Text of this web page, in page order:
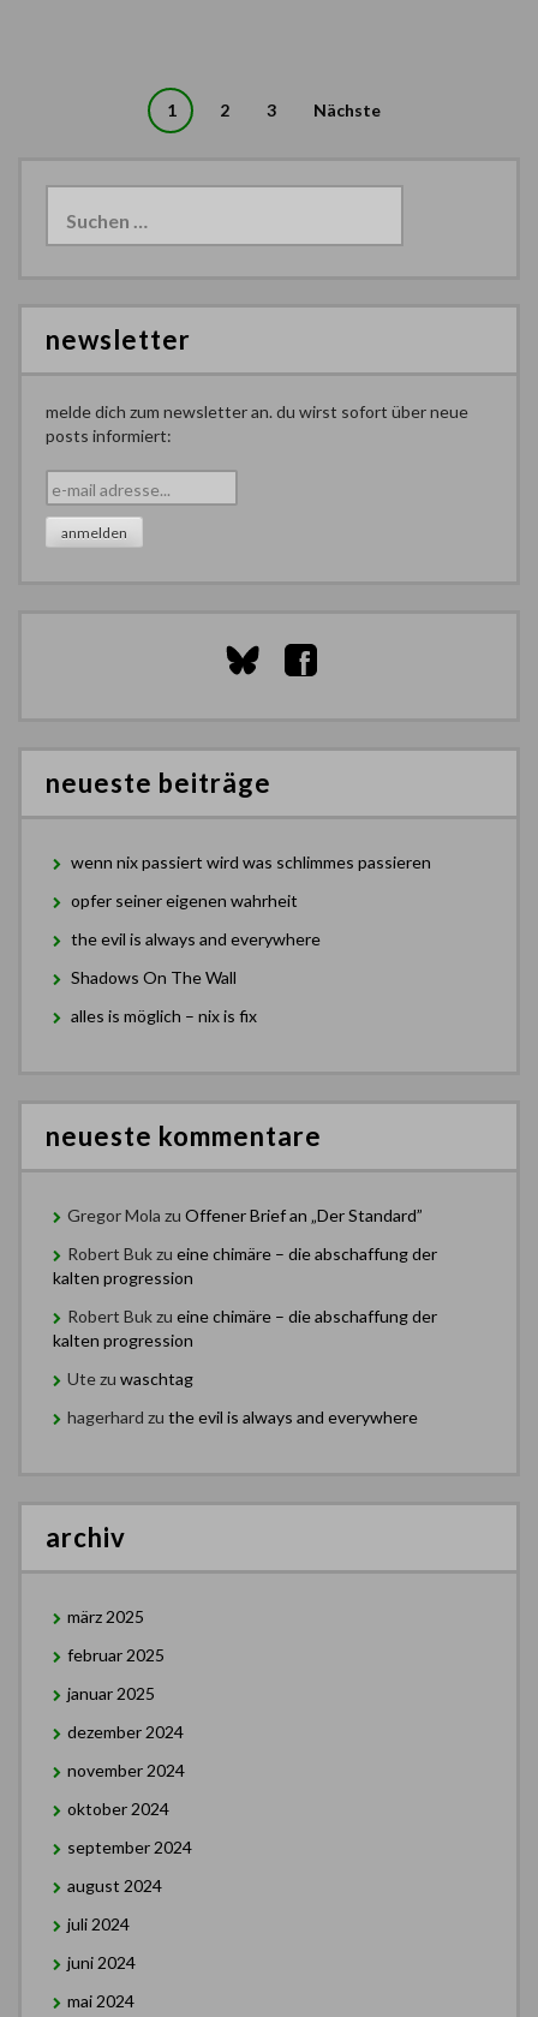
Seitennummerierung
Beiträge
1 2 3 Nächste
newsletter
melde dich zum newsletter an. du wirst sofort über neue
posts informiert:
neueste beiträge
wenn nix passiert wird was schlimmes passieren
opfer seiner eigenen wahrheit
the evil is always and everywhere
Shadows On The Wall
alles is möglich – nix is fix
neueste kommentare
Gregor Mola zu Offener Brief an „Der Standard”
Robert Bukzu eine chimäre – die abschaffung der
kalten progression
Robert Bukzu eine chimäre – die abschaffung der
kalten progression
Utezu waschtag
hagerhard zu the evil is always and everywhere
archiv
märz 2025
februar 2025
januar 2025
dezember 2024
november 2024
oktober 2024
september 2024
august 2024
juli 2024
juni 2024
mai 2024